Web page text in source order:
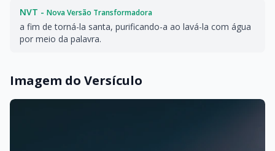
NVT - Nova Versão Transformadora
a fim de torná-la santa, purificando-a ao lavá-la com água
por meio da palavra.
Imagem do Versículo